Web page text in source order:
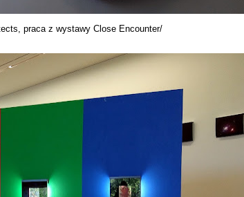
praca z wystawy Close Encounter/